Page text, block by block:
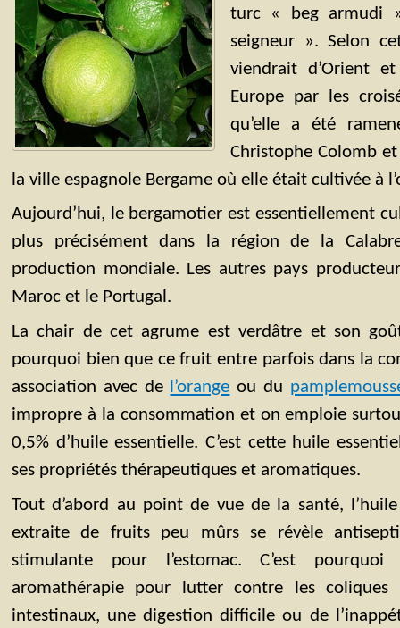
turc « beg armudi
seigneur ». Selon
viendrait d’Orient
Europe par les
qu’elle a été
Christophe Colomb
la ville espagnole Bergame où elle était cultivée à
Aujourd’hui, le bergamotier est essentiellement
plus précisément dans la région de la
production mondiale. Les autres pays
Maroc et le Portugal.
La chair de cet agrume est verdâtre et son
pourquoi bien que ce fruit entre parfois dans la
association avec de l’orange ou du
impropre à la consommation et on emploie
0,5% d’huile essentielle. C’est cette huile
ses propriétés thérapeutiques et aromatiques.
Tout d’abord au point de vue de la santé,
extraite de fruits peu mûrs se révèle
stimulante pour l’estomac. C’est
aromathérapie pour lutter contre les coliques
intestinaux, une digestion difficile ou de